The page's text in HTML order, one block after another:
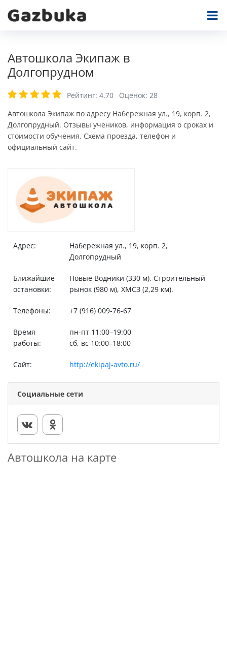
Автошкола Экипаж в
Долгопрудном
Рейтинг: 4.70 Оценок: 28
Автошкола Экипаж по адресу Набережная ул., 19, корп. 2,
Долгопрудный. Отзывы учеников, информация о сроках и
стоимости обучения. Схема проезда, телефон и
официальный сайт.
Адрес:
Набережная ул., 19, корп. 2,
Долгопрудный
Ближайшие
остановки:
Новые Водники (330 м), Строительный
рынок (980 м), ХМСЗ (2,29 км).
Телефоны: +7 (916) 009-76-67
Время
работы:
пн-пт 11:00–19:00
сб, вс 10:00–18:00
Сайт: http://ekipaj-avto.ru/
Социальные сети
Автошкола на карте